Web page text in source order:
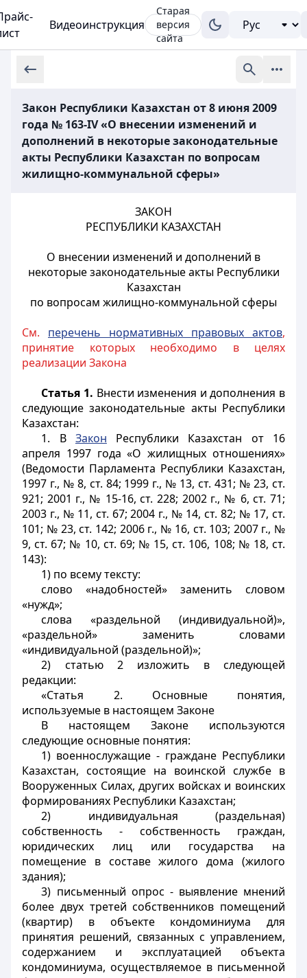
Видеоинструкция
Старая
версия
сайта
Закон Республики Казахстан от 8 июня 2009
года № 163-IV «О внесении изменений и
дополнений в некоторые законодательные
акты Республики Казахстан по вопросам
жилищно-коммунальной сферы»
ЗАКОН
РЕСПУБЛИКИ КАЗАХСТАН
О внесении изменений и дополнений в
некоторые законодательные акты Республики
Казахстан
по вопросам жилищно-коммунальной сферы
См. перечень нормативных правовых актов,
принятие которых необходимо в целях
реализации Закона
Статья 1. Внести изменения и дополнения в
следующие законодательные акты Республики
Казахстан:
1. В Закон Республики Казахстан от 16
апреля 1997 года «О жилищных отношениях»
(Ведомости Парламента Республики Казахстан,
1997 г., № 8, ст. 84; 1999 г., № 13, ст. 431; № 23, ст.
921; 2001 г., № 15-16, ст. 228; 2002 г., № 6, ст. 71;
2003 г., № 11, ст. 67; 2004 г., № 14, ст. 82; № 17, ст.
101; № 23, ст. 142; 2006 г., № 16, ст. 103; 2007 г., №
9, ст. 67; № 10, ст. 69; № 15, ст. 106, 108; № 18, ст.
143):
1) по всему тексту:
слово «надобностей» заменить словом
«нужд»;
слова «раздельной (индивидуальной)»,
«раздельной» заменить словами
«индивидуальной (раздельной)»;
2) статью 2 изложить в следующей
редакции:
«Статья 2. Основные понятия,
используемые в настоящем Законе
В настоящем Законе используются
следующие основные понятия:
1) военнослужащие - граждане Республики
Казахстан, состоящие на воинской службе в
Вооруженных Силах, других войсках и воинских
формированиях Республики Казахстан;
2) индивидуальная (раздельная)
собственность - собственность граждан,
юридических лиц или государства на
помещение в составе жилого дома (жилого
здания);
3) письменный опрос - выявление мнений
более двух третей собственников помещений
(квартир) в объекте кондоминиума для
принятия решений, связанных с управлением,
содержанием и эксплуатацией объекта
кондоминиума, осуществляемое в письменной